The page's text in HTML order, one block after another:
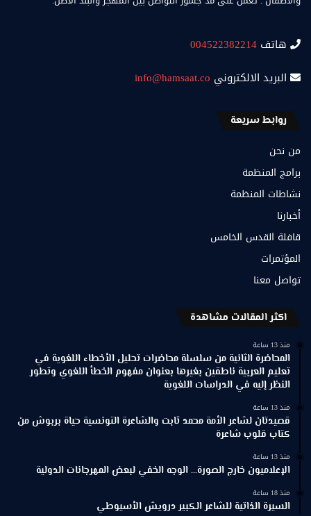
هاتف 004522382214
البريد الالكتروني info@hamsaat.co
روابط سريعة
من نحن
برامج المنظمة
نشاطات المنظمة
أخبارنا
قافلة القدس الخامس
المؤتمرات
تواصل معنا
اكثر المقالات مشاهدة
منذ 13 ساعة
المحاضرة الثانية من سلسلة محاضرات تحليل الأخطاء اللغوية في
تعليم العربية ناطقين بغيرها بعنوان مفهوم الخطأ اللغوي وتطور
النظر إليه في الدراسات اللغوية
منذ 13 ساعة
قصيدتان لشاعر الأمة محمد ثابت والشاعرة التونسية حياة بربوش من
كتاب قلوب شاعرة
منذ 13 ساعة
الإعلاميون خارج الصورة… الوجه الخفي لبعض المهرجانات الدولية
منذ 18 ساعة
السيرة الذاتية للشاعر الكبير درويش الأسيوطي